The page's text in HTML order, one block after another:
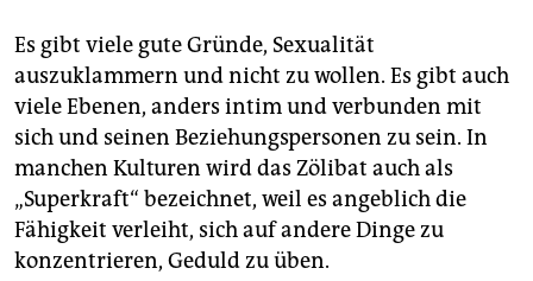
Es gibt viele gute Gründe, Sexualität
auszuklammern und nicht zu wollen. Es gibt auch
viele Ebenen, anders intim und verbunden mit
sich und seinen Beziehungspersonen zu sein. In
manchen Kulturen wird das Zölibat auch als
„Superkraft“ bezeichnet, weil es angeblich die
Fähigkeit verleiht, sich auf andere Dinge zu
konzentrieren, Geduld zu üben.